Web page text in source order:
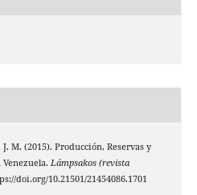
M. (2015). Producción, Reservas y
Lámpsakos (revista
doi.org/10.21501/21454086.1701